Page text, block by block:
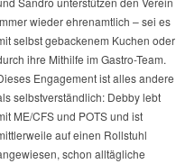
wieder ehrenamtlich – sei es
selbst gebackenem Kuchen oder
ihre Mithilfe im Gastro-Team.
Engagement ist alles andere
selbstverständlich: Debby lebt
ME/CFS und POTS und ist
auf einen Rollstuhl
schon alltägliche